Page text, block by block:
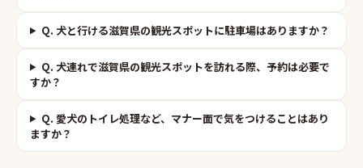
Q. 犬と行ける滋賀県の観光スポットに駐車場はありますか？
Q. 犬連れで滋賀県の観光スポットを訪れる際、予約は必要で
すか？
Q. 愛犬のトイレ処理など、マナー面で気をつけることはあり
ますか？